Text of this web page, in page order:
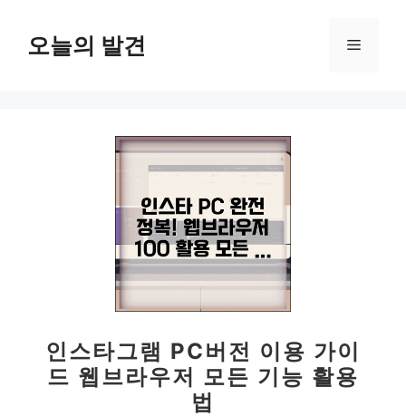
오늘의 발견 메
인스타그램 PC버전 이용 가이
드 웹브라우저 모든 기능 활용
법